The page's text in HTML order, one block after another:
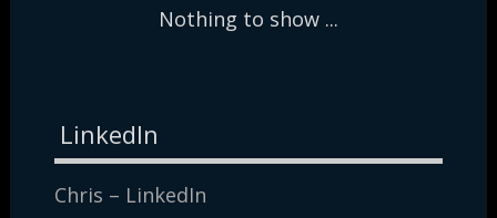
Nothing to show ...
LinkedIn
Chris – LinkedIn